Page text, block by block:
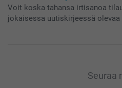
Voit koska tahansa irtisanoa
jokaisessa uutiskirjeessä olevaa
Seuraa